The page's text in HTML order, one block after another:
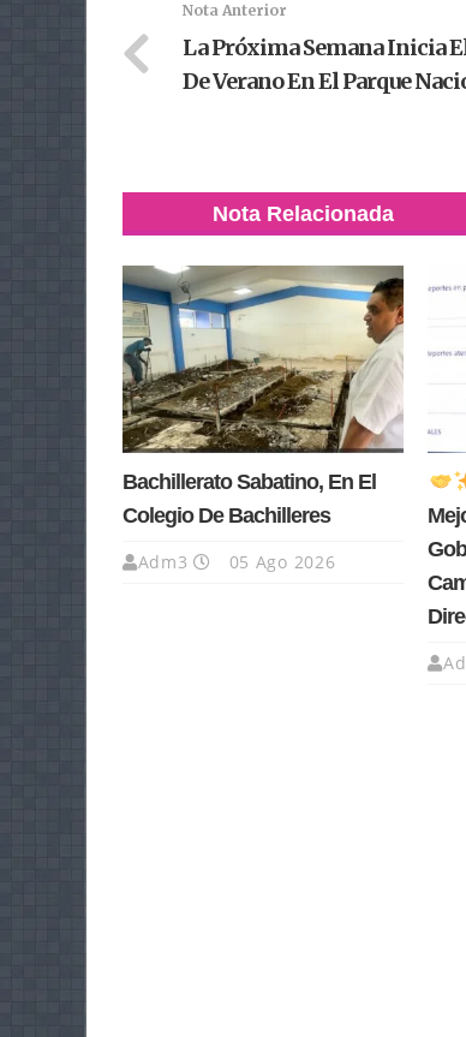
Nota Anterior
La Próxima Semana Inicia
De Verano En El Parque
Nota Relacionada
Bachillerato Sabatino, En El
Colegio De Bachilleres
Adm3 05 Ago 2026